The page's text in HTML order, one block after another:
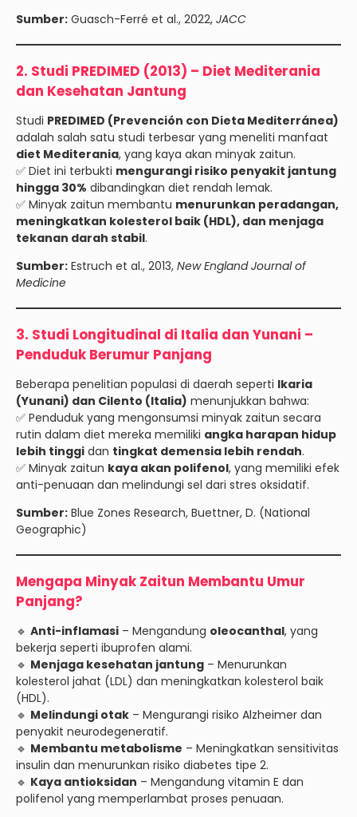
Sumber: Guasch-Ferré et al., 2022, JACC
2. Studi PREDIMED (2013) – Diet Mediterania
dan Kesehatan Jantung
Studi PREDIMED (Prevención con Dieta Mediterránea)
adalah salah satu studi terbesar yang meneliti manfaat
diet Mediterania, yang kaya akan minyak zaitun.
✅ Diet ini terbukti mengurangi risiko penyakit jantung
hingga 30% dibandingkan diet rendah lemak.
✅ Minyak zaitun membantu menurunkan peradangan,
meningkatkan kolesterol baik (HDL), dan menjaga
tekanan darah stabil.
Sumber: Estruch et al., 2013, New England Journal of
Medicine
3. Studi Longitudinal di Italia dan Yunani –
Penduduk Berumur Panjang
Beberapa penelitian populasi di daerah seperti Ikaria
(Yunani) dan Cilento (Italia) menunjukkan bahwa:
✅ Penduduk yang mengonsumsi minyak zaitun secara
rutin dalam diet mereka memiliki angka harapan hidup
lebih tinggi dan tingkat demensia lebih rendah.
✅ Minyak zaitun kaya akan polifenol, yang memiliki efek
anti-penuaan dan melindungi sel dari stres oksidatif.
Sumber: Blue Zones Research, Buettner, D. (National
Geographic)
Mengapa Minyak Zaitun Membantu Umur
Panjang?
🔹 Anti-inflamasi – Mengandung oleocanthal, yang
bekerja seperti ibuprofen alami.
🔹 Menjaga kesehatan jantung – Menurunkan
kolesterol jahat (LDL) dan meningkatkan kolesterol baik
(HDL).
🔹 Melindungi otak – Mengurangi risiko Alzheimer dan
penyakit neurodegeneratif.
🔹 Membantu metabolisme – Meningkatkan sensitivitas
insulin dan menurunkan risiko diabetes tipe 2.
🔹 Kaya antioksidan – Mengandung vitamin E dan
polifenol yang memperlambat proses penuaan.